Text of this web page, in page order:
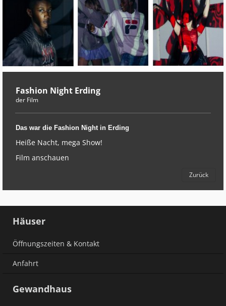
Fashion Night Erding
der Film
Das war die Fashion Night in Erding
Heiße Nacht, mega Show!
Film anschauen
Zurück
Häuser
Öffnungszeiten & Kontakt
Anfahrt
Gewandhaus